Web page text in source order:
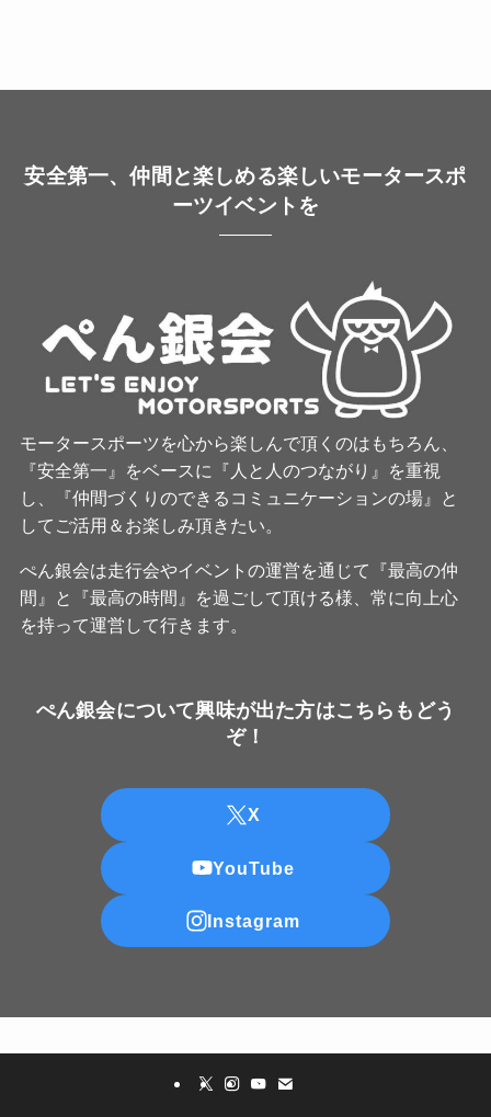
安全第一、仲間と楽しめる楽しいモータースポ
ーツイベントを
モータースポーツを心から楽しんで頂くのはもちろん、
『安全第一』をベースに『人と人のつながり』を重視
し、『仲間づくりのできるコミュニケーションの場』と
してご活用＆お楽しみ頂きたい。
ぺん銀会は走行会やイベントの運営を通じて『最高の仲
間』と『最高の時間』を過ごして頂ける様、常に向上心
を持って運営して行きます。
ぺん銀会について興味が出た方はこちらもどう
ぞ！
X
YouTube
Instagram